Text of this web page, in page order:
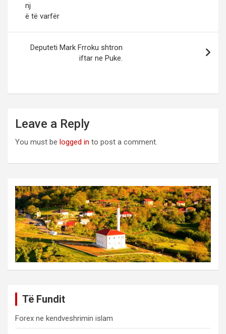
nj
ë të varfër
Deputeti Mark Frroku shtron
iftar ne Puke.
Leave a Reply
You must be logged in to post a comment.
Të Fundit
Forex ne kendveshrimin islam